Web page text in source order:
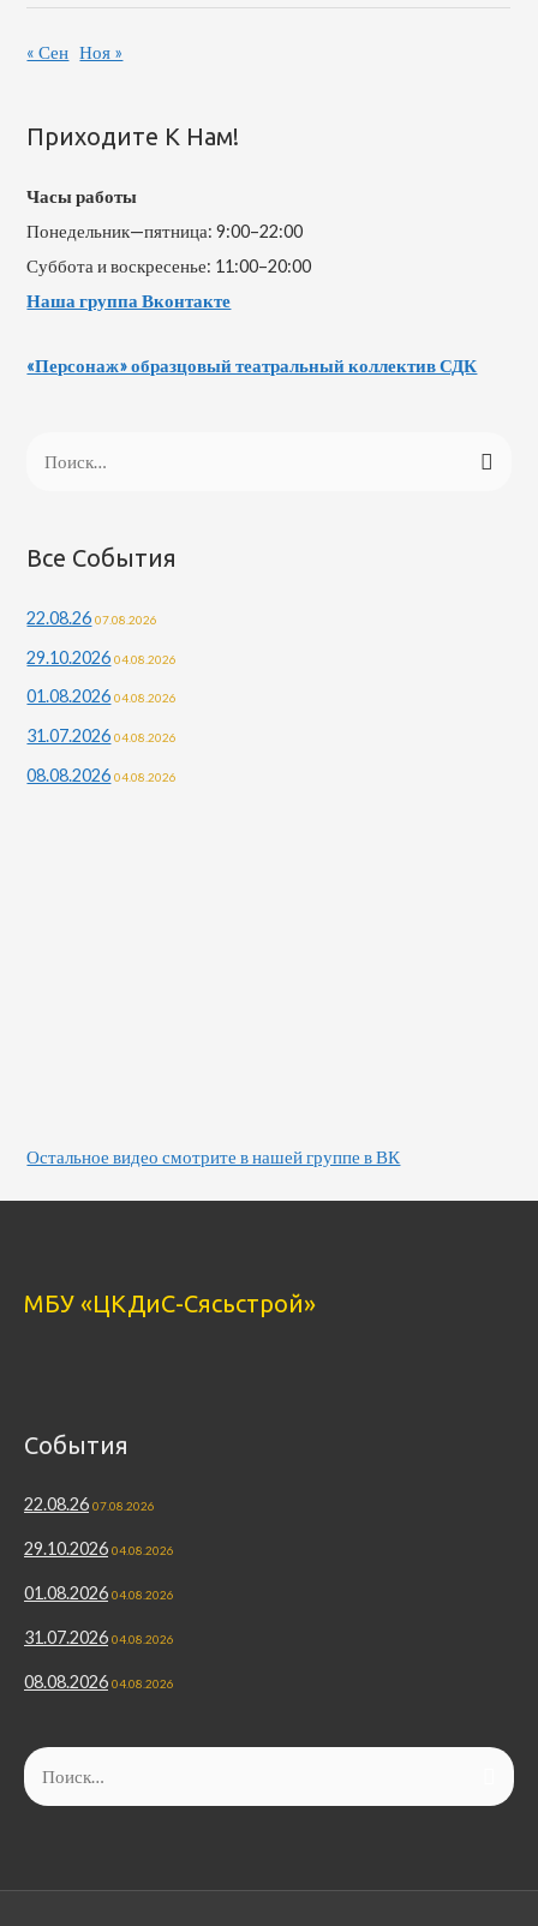
« Сен Ноя »
Приходите К Нам!
Часы работы
Понедельник—пятница: 9:00–22:00
Суббота и воскресенье: 11:00–20:00
Наша группа Вконтакте
«Персонаж» образцовый театральный коллектив СДК
т
:
Все События
22.08.26 07.08.2026
29.10.2026 04.08.2026
01.08.2026 04.08.2026
31.07.2026 04.08.2026
08.08.2026 04.08.2026
Остальное видео смотрите в нашей группе в ВК
МБУ «ЦКДиС-Сясьстрой»
События
22.08.26 07.08.2026
29.10.2026 04.08.2026
01.08.2026 04.08.2026
31.07.2026 04.08.2026
08.08.2026 04.08.2026
Найти: